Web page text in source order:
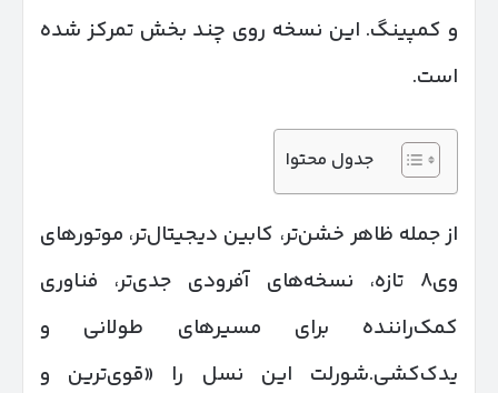
و کمپینگ. این نسخه روی چند بخش تمرکز شده
است.
جدول محتوا
از جمله ظاهر خشن‌تر، کابین دیجیتال‌تر، موتورهای
وی۸ تازه، نسخه‌های آفرودی جدی‌تر، فناوری
کمک‌راننده برای مسیرهای طولانی و
یدک‌کشی.شورلت این نسل را «قوی‌ترین و